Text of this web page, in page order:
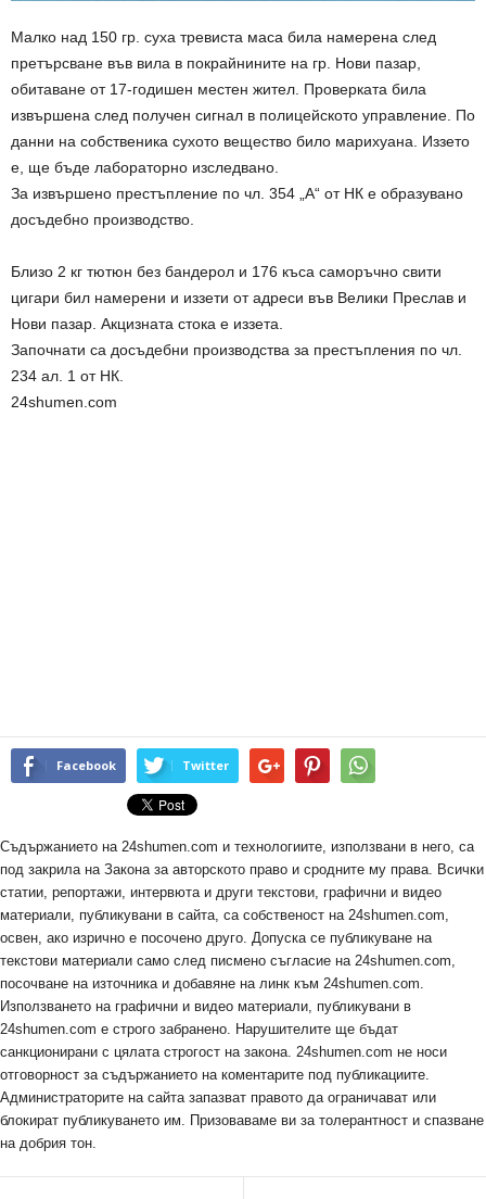
Малко над 150 гр. суха тревиста маса била намерена след
претърсване във вила в покрайнините на гр. Нови пазар,
обитаване от 17-годишен местен жител. Проверката била
извършена след получен сигнал в полицейското управление. По
данни на собственика сухото вещество било марихуана. Иззето
е, ще бъде лабораторно изследвано.
За извършено престъпление по чл. 354 „А“ от НК е образувано
досъдебно производство.
Близо 2 кг тютюн без бандерол и 176 къса саморъчно свити
цигари бил намерени и иззети от адреси във Велики Преслав и
Нови пазар. Акцизната стока е иззета.
Започнати са досъдебни производства за престъпления по чл.
234 ал. 1 от НК.
24shumen.com
Facebook Twitter
Съдържанието на 24shumen.com и технологиите, използвани в него, са
под закрила на Закона за авторското право и сродните му права. Всички
статии, репортажи, интервюта и други текстови, графични и видео
материали, публикувани в сайта, са собственост на 24shumen.com,
освен, ако изрично е посочено друго. Допуска се публикуване на
текстови материали само след писмено съгласие на 24shumen.com,
посочване на източника и добавяне на линк към 24shumen.com.
Използването на графични и видео материали, публикувани в
24shumen.com е строго забранено. Нарушителите ще бъдат
санкционирани с цялата строгост на закона. 24shumen.com не носи
отговорност за съдържанието на коментарите под публикациите.
Администраторите на сайта запазват правото да ограничават или
блокират публикуването им. Призоваваме ви за толерантност и спазване
на добрия тон.